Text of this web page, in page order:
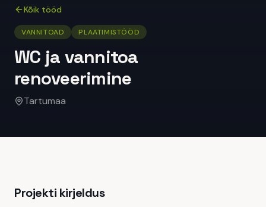
Kõik tööd
VANNITOAD PLAATIMISTÖÖD
WC ja vannitoa
renoveerimine
Tartumaa
Projekti kirjeldus